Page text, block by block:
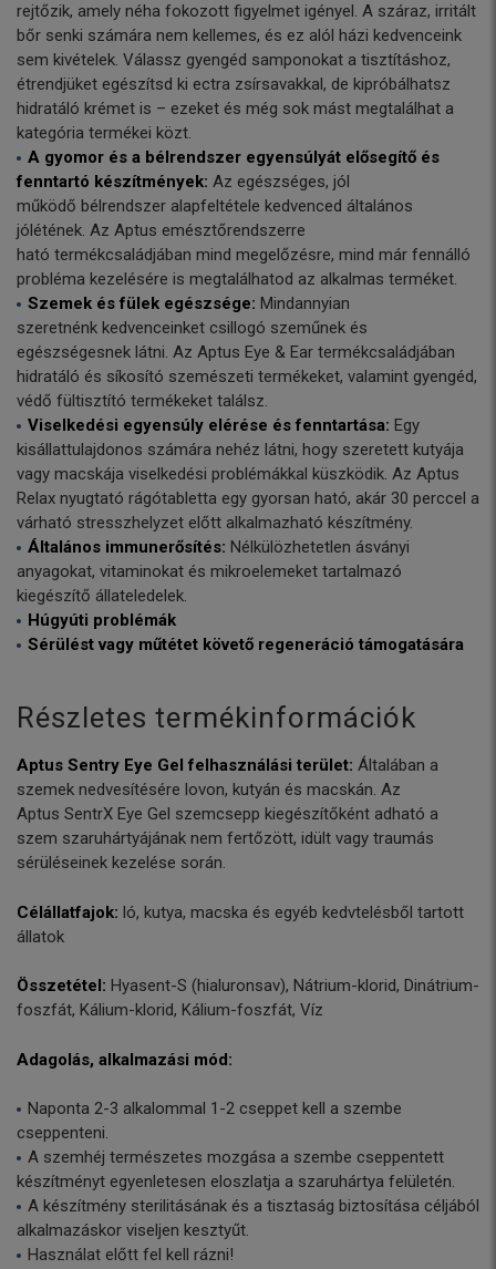
rejtőzik, amely néha fokozott figyelmet igényel. A száraz, irritált
bőr senki számára nem kellemes, és ez alól házi kedvenceink
sem kivételek. Válassz gyengéd samponokat a tisztításhoz,
étrendjüket egészítsd ki ectra zsírsavakkal, de kipróbálhatsz
hidratáló krémet is – ezeket és még sok mást megtalálhat a
kategória termékei közt.
A gyomor és a bélrendszer egyensúlyát elősegítő és
fenntartó készítmények: Az egészséges, jól
működő bélrendszer alapfeltétele kedvenced általános
jólétének. Az Aptus emésztőrendszerre
ható termékcsaládjában mind megelőzésre, mind már fennálló
probléma kezelésére is megtalálhatod az alkalmas terméket.
Szemek és fülek egészsége: Mindannyian
szeretnénk kedvenceinket csillogó szeműnek és
egészségesnek látni. Az Aptus Eye & Ear termékcsaládjában
hidratáló és síkosító szemészeti termékeket, valamint gyengéd,
védő fültisztító termékeket találsz.
Viselkedési egyensúly elérése és fenntartása: Egy
kisállattulajdonos számára nehéz látni, hogy szeretett kutyája
vagy macskája viselkedési problémákkal küszködik. Az Aptus
Relax nyugtató rágótabletta egy gyorsan ható, akár 30 perccel a
várható stresszhelyzet előtt alkalmazható készítmény.
Általános immunerősítés: Nélkülözhetetlen ásványi
anyagokat, vitaminokat és mikroelemeket tartalmazó
kiegészítő állateledelek.
Húgyúti problémák
Sérülést vagy műtétet követő regeneráció támogatására
Részletes termékinformációk
Aptus Sentry Eye Gel felhasználási terület: Általában a
szemek nedvesítésére lovon, kutyán és macskán. Az
Aptus SentrX Eye Gel szemcsepp kiegészítőként adható a
szem szaruhártyájának nem fertőzött, idült vagy traumás
sérüléseinek kezelése során.
Célállatfajok: ló, kutya, macska és egyéb kedvtelésből tartott
állatok
Összetétel: Hyasent-S (hialuronsav), Nátrium-klorid, Dinátrium-
foszfát, Kálium-klorid, Kálium-foszfát, Víz
Adagolás, alkalmazási mód:
Naponta 2-3 alkalommal 1-2 cseppet kell a szembe
cseppenteni.
A szemhéj természetes mozgása a szembe cseppentett
készítményt egyenletesen eloszlatja a szaruhártya felületén.
A készítmény sterilitásának és a tisztaság biztosítása céljából
alkalmazáskor viseljen kesztyűt.
Használat előtt fel kell rázni!